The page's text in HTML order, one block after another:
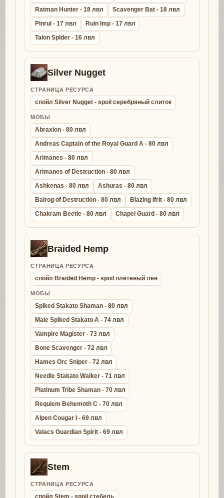
Ratman Hunter - 18 лвл
Scavenger Bat - 18 лвл
Pinrul - 17 лвл
Ruin Imp - 17 лвл
Talon Spider - 16 лвл
Silver Nugget
СТРАНИЦА РЕСУРСА
спойл Silver Nugget - spoil серебряный слиток
МОБЫ
Abraxion - 80 лвл
Andreas Captain of the Royal Guard A - 80 лвл
Arimanes - 80 лвл
Arimanes of Destruction - 80 лвл
Ashkenas - 80 лвл
Ashuras - 80 лвл
Balrog of Destruction - 80 лвл
Blazing Ifrit - 80 лвл
Chakram Beetle - 80 лвл
Chapel Guard - 80 лвл
Braided Hemp
СТРАНИЦА РЕСУРСА
спойл Braided Hemp - spoil плетёный лён
МОБЫ
Spiked Stakato Shaman - 80 лвл
Male Spiked Stakato A - 74 лвл
Vampire Magister - 73 лвл
Bone Scavenger - 72 лвл
Hames Orc Sniper - 72 лвл
Needle Stakato Walker - 71 лвл
Platinum Tribe Shaman - 70 лвл
Requiem Behemoth C - 70 лвл
Alpen Cougar I - 69 лвл
Valacs Guardian Spirit - 69 лвл
Stem
СТРАНИЦА РЕСУРСА
спойл Stem - spoil стебель